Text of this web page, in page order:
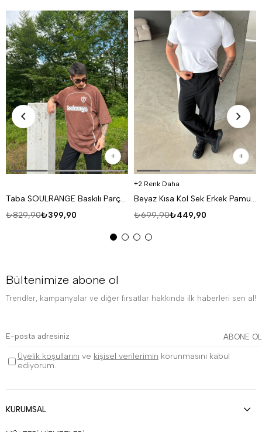
Taba SOULRANGE Baskılı Parçalı Oversize T-SHIRT PNC 1009
₺399,90
₺829,90
2 Renk Daha
Beyaz Kısa Kol Sek Erkek Pamuk Likralı T-SHİRT SC
₺449,90
₺699,90
Bültenimize abone ol
Trendler, kampanyalar ve diğer fırsatlar hakkında ilk haberleri sen al!
ABONE OL
Üyelik koşullarını ve kişisel verilerimin korunmasını kabul
ediyorum.
KURUMSAL